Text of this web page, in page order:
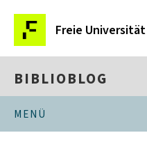
Freie
BIBLIOBLOG
MENÜ